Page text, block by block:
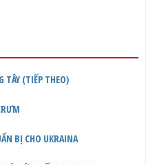
TÂY (TIẾP THEO)
BỊ CHO UKRAINA